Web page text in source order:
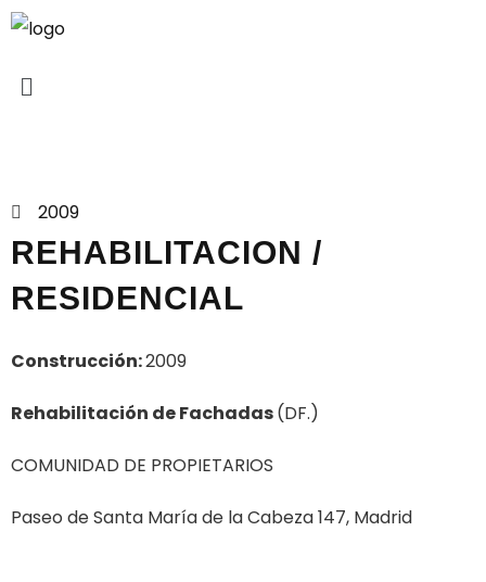
2009
REHABILITACION /
RESIDENCIAL
Construcción:2009
Rehabilitación de Fachadas(DF.)
COMUNIDAD DE PROPIETARIOS
Paseo de Santa María de la Cabeza 147, Madrid